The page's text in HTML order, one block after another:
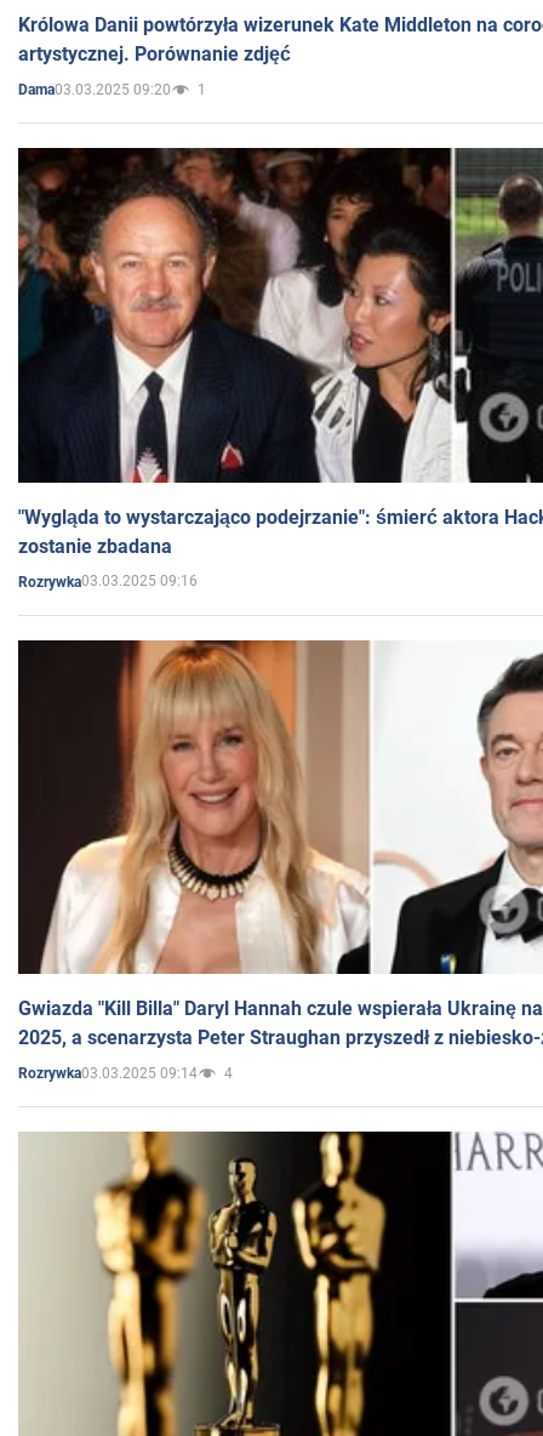
Królowa Danii powtórzyła wizerunek Kate Middleton na
artystycznej. Porównanie zdjęć
Dama03.03.2025 09:20 1
"Wygląda to wystarczająco podejrzanie": śmierć aktora
zostanie zbadana
Rozrywka03.03.2025 09:16
Gwiazda "Kill Billa" Daryl Hannah czule wspierała Ukrainę
2025, a scenarzysta Peter Straughan przyszedł z
Rozrywka03.03.2025 09:14 4